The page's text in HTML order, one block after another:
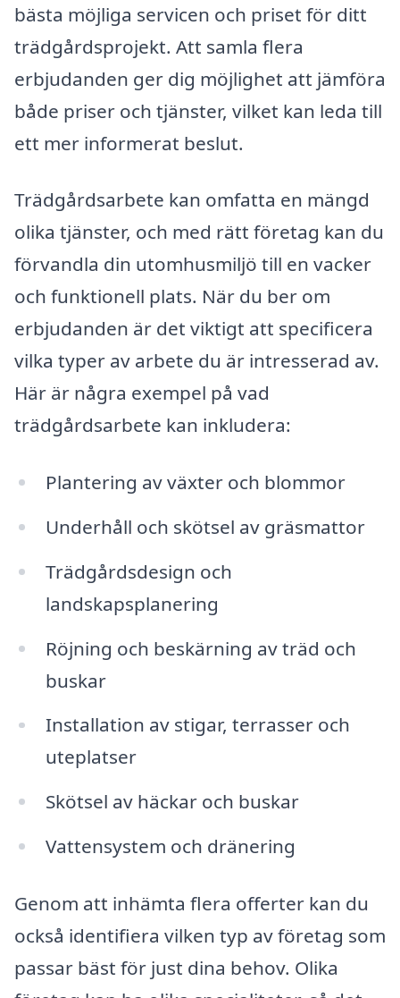
bästa möjliga servicen och priset för ditt
trädgårdsprojekt. Att samla flera
erbjudanden ger dig möjlighet att jämföra
både priser och tjänster, vilket kan leda till
ett mer informerat beslut.
Trädgårdsarbete kan omfatta en mängd
olika tjänster, och med rätt företag kan du
förvandla din utomhusmiljö till en vacker
och funktionell plats. När du ber om
erbjudanden är det viktigt att specificera
vilka typer av arbete du är intresserad av.
Här är några exempel på vad
trädgårdsarbete kan inkludera:
Plantering av växter och blommor
Underhåll och skötsel av gräsmattor
Trädgårdsdesign och
landskapsplanering
Röjning och beskärning av träd och
buskar
Installation av stigar, terrasser och
uteplatser
Skötsel av häckar och buskar
Vattensystem och dränering
Genom att inhämta flera offerter kan du
också identifiera vilken typ av företag som
passar bäst för just dina behov. Olika